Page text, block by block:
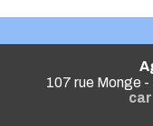
107 rue Monge -